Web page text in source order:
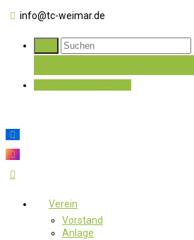
info@tc-weimar.de
Verein
Vorstand
Anlage